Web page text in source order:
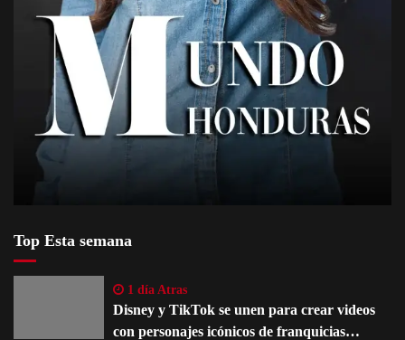
Top Esta semana
1 día Atras
Disney y TikTok se unen para crear videos
con personajes icónicos de franquicias